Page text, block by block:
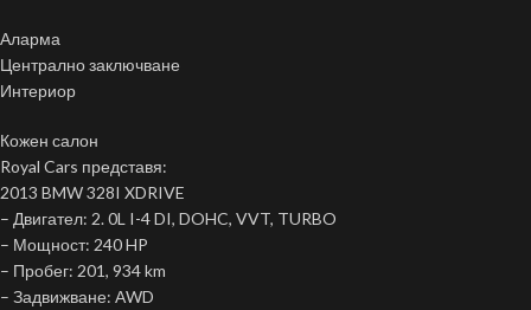
Аларма
Централно заключване
Интериор
Кожен салон
Royal Cars представя:
2013 BMW 328I XDRIVE
– Двигател: 2. 0L I-4 DI, DOHC, VVT, TURBO
– Мощност: 240 HP
– Пробег: 201, 934 km
– Задвижване: АWD